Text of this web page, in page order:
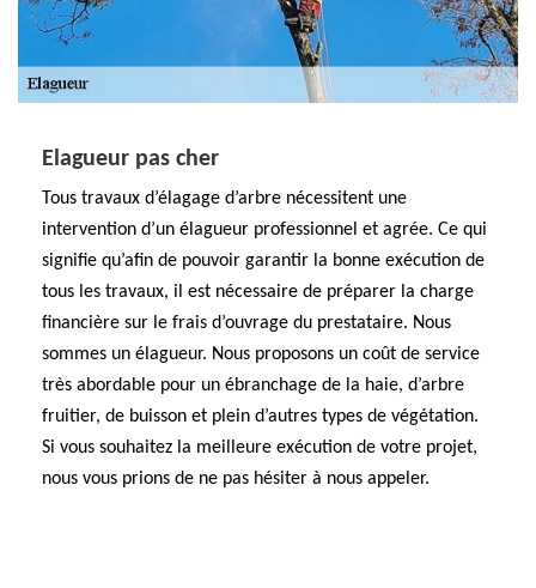
Elagueur pas cher
Tous travaux d’élagage d’arbre nécessitent une
intervention d’un élagueur professionnel et agrée. Ce qui
signifie qu’afin de pouvoir garantir la bonne exécution de
tous les travaux, il est nécessaire de préparer la charge
financière sur le frais d’ouvrage du prestataire. Nous
sommes un élagueur. Nous proposons un coût de service
très abordable pour un ébranchage de la haie, d’arbre
fruitier, de buisson et plein d’autres types de végétation.
Si vous souhaitez la meilleure exécution de votre projet,
nous vous prions de ne pas hésiter à nous appeler.